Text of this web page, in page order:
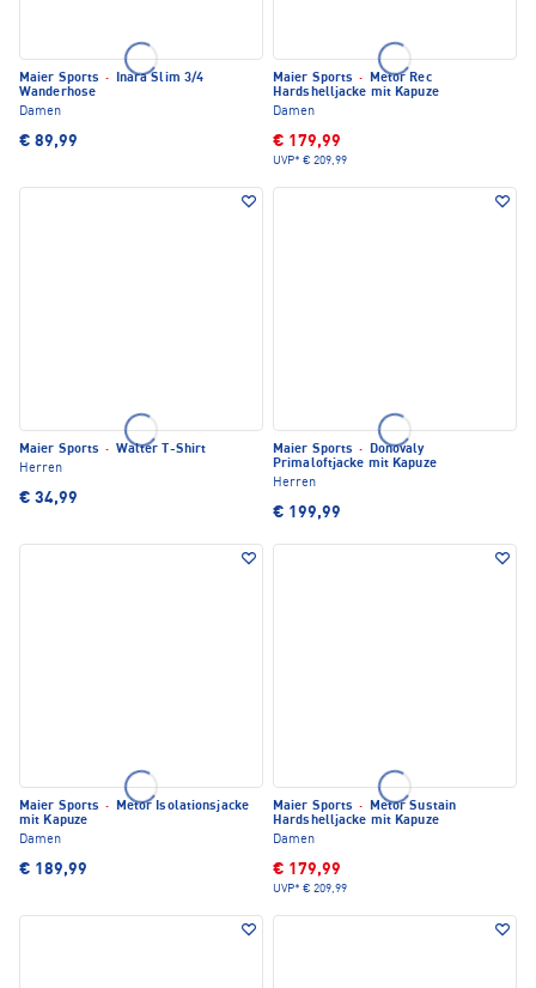
Maier Sports ·
Inara Slim 3/4
Wanderhose
Damen
€ 89,99
Maier Sports ·
Metor Rec
Hardshelljacke mit Kapuze
Damen
€ 179,99
UVP* € 209,99
Maier Sports · Walter T-Shirt
Herren
€ 34,99
Maier Sports ·
Donovaly
Primaloftjacke mit Kapuze
Herren
€ 199,99
Maier Sports ·
Metor Isolationsjacke
mit Kapuze
Damen
€ 189,99
Maier Sports ·
Metor Sustain
Hardshelljacke mit Kapuze
Damen
€ 179,99
UVP* € 209,99